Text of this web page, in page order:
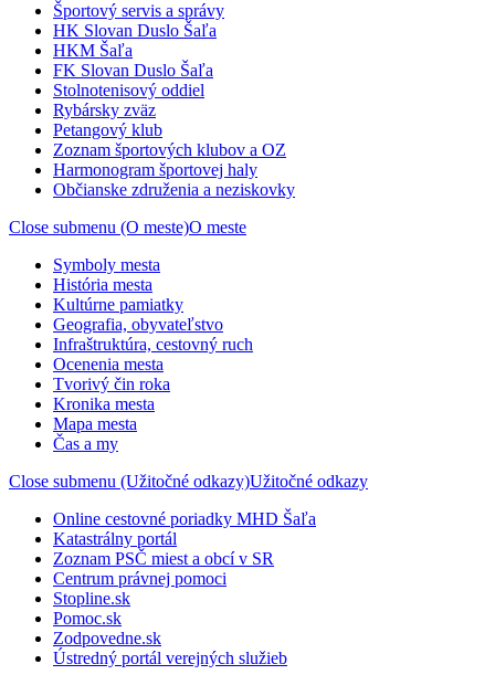
Športový servis a správy
HK Slovan Duslo Šaľa
HKM Šaľa
FK Slovan Duslo Šaľa
Stolnotenisový oddiel
Rybársky zväz
Petangový klub
Zoznam športových klubov a OZ
Harmonogram športovej haly
Občianske združenia a neziskovky
Close submenu (O meste)O meste
Symboly mesta
História mesta
Kultúrne pamiatky
Geografia, obyvateľstvo
Infraštruktúra, cestovný ruch
Ocenenia mesta
Tvorivý čin roka
Kronika mesta
Mapa mesta
Čas a my
Close submenu (Užitočné odkazy)Užitočné odkazy
Online cestovné poriadky MHD Šaľa
Katastrálny portál
Zoznam PSČ miest a obcí v SR
Centrum právnej pomoci
Stopline.sk
Pomoc.sk
Zodpovedne.sk
Ústredný portál verejných služieb